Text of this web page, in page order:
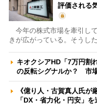
評価される
今年の株式市場を牽引し
きが広がっている。そうし
キオクシアHD「7万円割
の反転シグナルか？ 市
《億り人・古賀真人氏が
「DX・省力化・円安」